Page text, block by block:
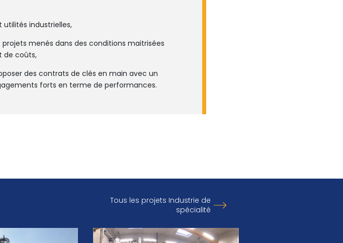
industrielles,
menés dans des conditions maitrisées
de coûts,
des contrats de clés en main avec un
forts en terme de performances.
Tous les projets Industrie de
spécialité